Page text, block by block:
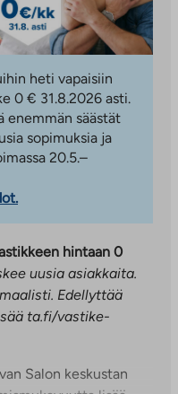
heti vapaisiin
0 € 31.8.2026 asti.
enemmän säästät
sopimuksia ja
20.5.–
hintaan 0
uusia asiakkaita.
Edellyttää
ta.fi/vastike-
Salon keskustan